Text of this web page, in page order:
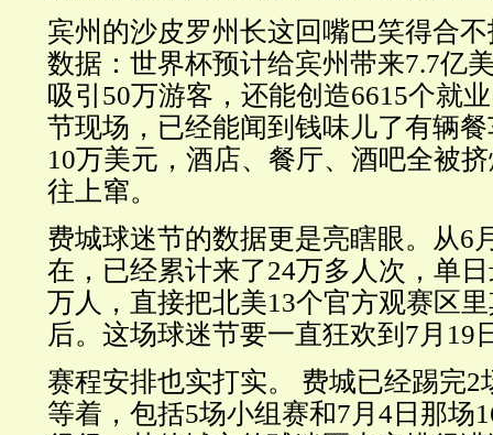
宾州的沙皮罗州长这回嘴巴笑得合
数据：世界杯预计给宾州带来7.7亿
吸引50万游客，还能创造6615个就
节现场，已经能闻到钱味儿了有辆
10万美元，酒店、餐厅、酒吧全被
往上窜。
费城球迷节的数据更是亮瞎眼。从6
在，已经累计来了24万多人次，单
万人，直接把北美13个官方观赛区
后。这场球迷节要一直狂欢到7月19
赛程安排也实打实。 费城已经踢完2
等着，包括5场小组赛和7月4日那场